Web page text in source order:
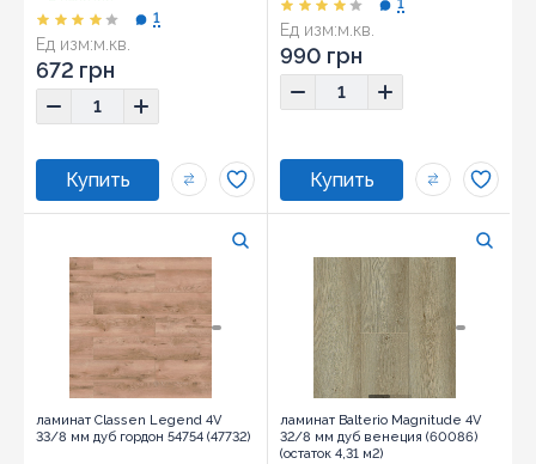
Ед изм:м.кв.
1
672 грн
Ед изм:м.кв.
1
990 грн
ламинат Classen Legend 4V
33/8 мм дуб гордон 54754 (47732)
ламинат Balterio Magnitude 4V
32/8 мм дуб венеция (60086)
(остаток 4,31 м2)